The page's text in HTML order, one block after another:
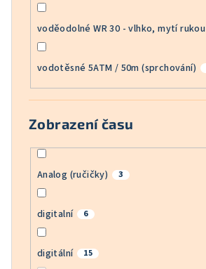
voděodolné WR 30 - vlhko, mytí rukou
vodotěsné 5ATM / 50m (sprchování)
Zobrazení času
Analog (ručičky) 3
digitalní 6
digitální 15